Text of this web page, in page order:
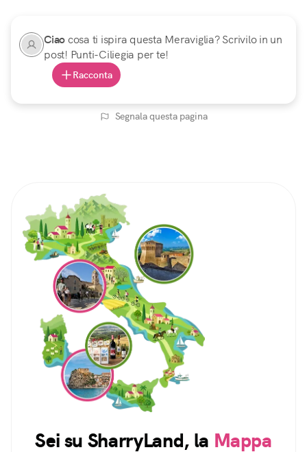
Ciaocosa ti ispira questa Meraviglia? Scrivilo in un
post! Punti-Ciliegia per te!
Racconta
Segnala questa pagina
Sei su SharryLand, la Mappa